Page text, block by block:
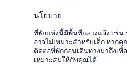
นโยบาย
ที่พักแห่งนี้มีพื้นที่กลางแจ้ง เช่น
อาจไม่เหมาะสำหรับเด็ก หาก
ติดต่อที่พักก่อนเดินทางมาถึงเ
เหมาะสมให้กับคุณได้